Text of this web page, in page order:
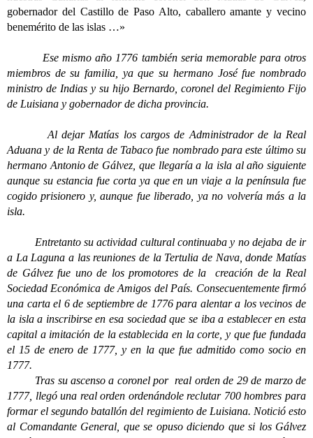
gobernador del Castillo de Paso Alto, caballero amante y vecino
benemérito de las islas …»
Ese mismo año 1776 también seria memorable para otros
miembros de su familia, ya que su hermano José fue nombrado
ministro de Indias y su hijo Bernardo, coronel del Regimiento Fijo
de Luisiana y gobernador de dicha provincia.
Al dejar Matías los cargos de Administrador de la Real
Aduana y de la Renta de Tabaco fue nombrado para este último su
hermano Antonio de Gálvez, que llegaría a la isla al año siguiente
aunque su estancia fue corta ya que en un viaje a la península fue
cogido prisionero y, aunque fue liberado, ya no volvería más a la
isla.
Entretanto su actividad cultural continuaba y no dejaba de ir
a La Laguna a las reuniones de la Tertulia de Nava, donde Matías
de Gálvez fue uno de los promotores de la
creación de la Real
Sociedad Económica de Amigos del País. Consecuentemente firmó
una carta el 6 de septiembre de 1776 para alentar a los vecinos de
la isla a inscribirse en esa sociedad que se iba a establecer en esta
capital a imitación de la establecida en la corte, y que fue fundada
el 15 de enero de 1777, y en la que fue admitido como socio en
1777.
Tras su ascenso a coronel por real orden de 29 de marzo de
1777, llegó una real orden ordenándole reclutar 700 hombres para
formar el segundo batallón del regimiento de Luisiana. Notició esto
al Comandante General, que se opuso diciendo que si los Gálvez